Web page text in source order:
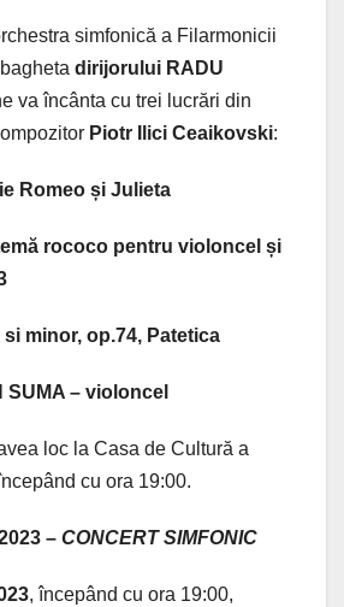
simfonică a Filarmonicii
dirijorului RADU
va încânta cu trei lucrări din
Piotr Ilici Ceaikovski:
Romeo și Julieta
rococo pentru violoncel și
minor, op.74, Patetica
– violoncel
loc la Casa de Cultură a
cu ora 19:00.
– CONCERT SIMFONIC
, începând cu ora 19:00,